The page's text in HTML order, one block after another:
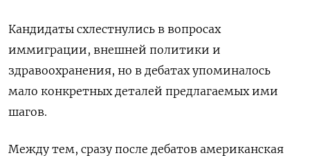
Кандидаты схлестнулись в вопросах
иммиграции, внешней политики и
здравоохранения, но в дебатах упоминалось
мало конкретных деталей предлагаемых ими
шагов.
Между тем, сразу после дебатов американская